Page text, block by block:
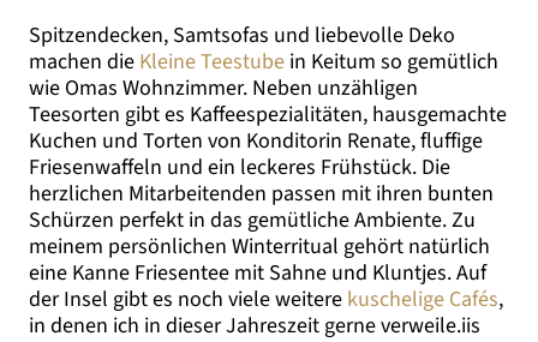
Spitzendecken, Samtsofas und liebevolle Deko
machen die Kleine Teestube in Keitum so gemütlich
wie Omas Wohnzimmer. Neben unzähligen
Teesorten gibt es Kaffeespezialitäten, hausgemachte
Kuchen und Torten von Konditorin Renate, fluffige
Friesenwaffeln und ein leckeres Frühstück. Die
herzlichen Mitarbeitenden passen mit ihren bunten
Schürzen perfekt in das gemütliche Ambiente. Zu
meinem persönlichen Winterritual gehört natürlich
eine Kanne Friesentee mit Sahne und Kluntjes. Auf
der Insel gibt es noch viele weitere kuschelige Cafés,
in denen ich in dieser Jahreszeit gerne verweile.iis